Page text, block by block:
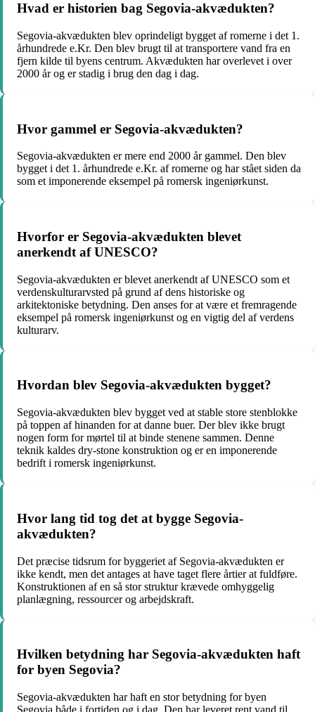
Hvad er historien bag Segovia-akvædukten?
Segovia-akvædukten blev oprindeligt bygget af romerne i det 1.
århundrede e.Kr. Den blev brugt til at transportere vand fra en
fjern kilde til byens centrum. Akvædukten har overlevet i over
2000 år og er stadig i brug den dag i dag.
Hvor gammel er Segovia-akvædukten?
Segovia-akvædukten er mere end 2000 år gammel. Den blev
bygget i det 1. århundrede e.Kr. af romerne og har stået siden da
som et imponerende eksempel på romersk ingeniørkunst.
Hvorfor er Segovia-akvædukten blevet
anerkendt af UNESCO?
Segovia-akvædukten er blevet anerkendt af UNESCO som et
verdenskulturarvsted på grund af dens historiske og
arkitektoniske betydning. Den anses for at være et fremragende
eksempel på romersk ingeniørkunst og en vigtig del af verdens
kulturarv.
Hvordan blev Segovia-akvædukten bygget?
Segovia-akvædukten blev bygget ved at stable store stenblokke
på toppen af hinanden for at danne buer. Der blev ikke brugt
nogen form for mørtel til at binde stenene sammen. Denne
teknik kaldes dry-stone konstruktion og er en imponerende
bedrift i romersk ingeniørkunst.
Hvor lang tid tog det at bygge Segovia-
akvædukten?
Det præcise tidsrum for byggeriet af Segovia-akvædukten er
ikke kendt, men det antages at have taget flere årtier at fuldføre.
Konstruktionen af en så stor struktur krævede omhyggelig
planlægning, ressourcer og arbejdskraft.
Hvilken betydning har Segovia-akvædukten haft
for byen Segovia?
Segovia-akvædukten har haft en stor betydning for byen
Segovia både i fortiden og i dag. Den har leveret rent vand til